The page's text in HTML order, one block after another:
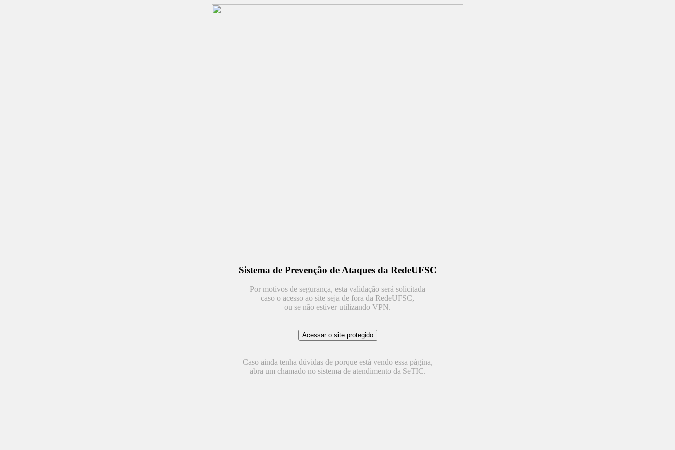
Sistema de Prevenção de Ataques da RedeUFSC
Por motivos de segurança, esta validação será solicitada
caso o acesso ao site seja de fora da RedeUFSC,
ou se não estiver utilizando VPN.
Caso ainda tenha dúvidas de porque está vendo essa página,
abra um chamado no sistema de atendimento da SeTIC.